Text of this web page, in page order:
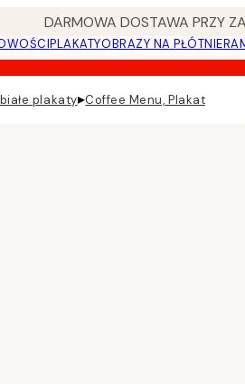
DARMOWA DOSTAWA PRZY
PLAKATYOBRAZY NA PŁÓTNIE
plakaty▸Coffee Menu, Plakat